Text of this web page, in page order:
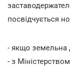
посвідчується
- якщо земельна
- з